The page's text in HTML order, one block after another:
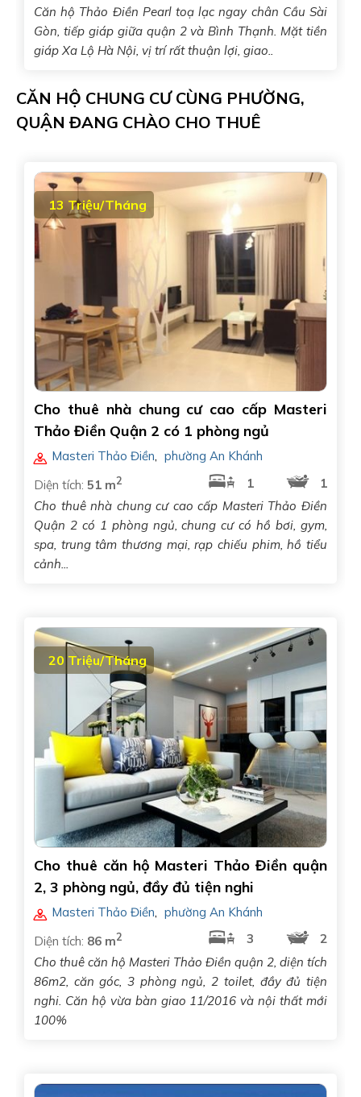
Căn hộ Thảo Điền Pearl toạ lạc ngay chân Cầu Sài
Gòn, tiếp giáp giữa quận 2 và Bình Thạnh. Mặt tiền
giáp Xa Lộ Hà Nội, vị trí rất thuận lợi, giao..
CĂN HỘ CHUNG CƯ CÙNG PHƯỜNG,
QUẬN ĐANG CHÀO CHO THUÊ
13 Triệu/Tháng
Cho thuê nhà chung cư cao cấp Masteri
Thảo Điền Quận 2 có 1 phòng ngủ
Masteri Thảo Điền, phường An Khánh
Diện tích: 51 m2 1
1
Cho thuê nhà chung cư cao cấp Masteri Thảo Điền
Quận 2 có 1 phòng ngủ, chung cư có hồ bơi, gym,
spa, trung tâm thương mại, rạp chiếu phim, hồ tiểu
cảnh...
20 Triệu/Tháng
Cho thuê căn hộ Masteri Thảo Điền quận
2, 3 phòng ngủ, đầy đủ tiện nghi
Masteri Thảo Điền
phường An Khánh
Diện tích: 86 m2 3
2
Cho thuê căn hộ Masteri Thảo Điền quận 2, diện tích
86m2, căn góc, 3 phòng ngủ, 2 toilet, đầy đủ tiện
nghi. Căn hộ vừa bàn giao 11/2016 và nội thất mới
100%